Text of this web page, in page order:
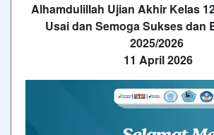
Alhamdulillah Ujian Akhir Kelas
Usai dan Semoga Sukses dan
2025/2026
11 April 2026